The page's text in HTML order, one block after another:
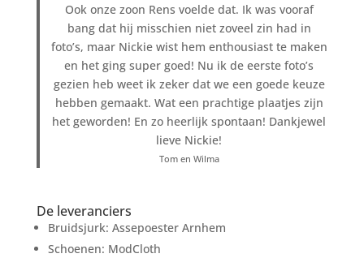
Ook onze zoon Rens voelde dat. Ik was vooraf
bang dat hij misschien niet zoveel zin had in
foto’s, maar Nickie wist hem enthousiast te maken
en het ging super goed! Nu ik de eerste foto’s
gezien heb weet ik zeker dat we een goede keuze
hebben gemaakt. Wat een prachtige plaatjes zijn
het geworden! En zo heerlijk spontaan! Dankjewel
lieve Nickie!
Tom en Wilma
De leveranciers
Bruidsjurk: Assepoester Arnhem
Schoenen: ModCloth